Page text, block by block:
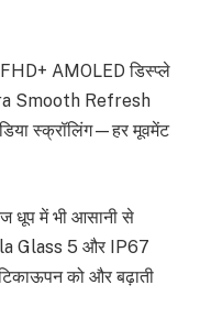
AMOLED डिस्प्ले
Smooth Refresh
स्क्रॉलिंग—हर मूवमेंट
धूप में भी आसानी से
Glass 5 और IP67
को और बढ़ाती